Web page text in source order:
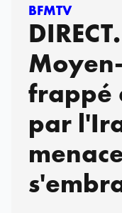
BFMTV
frappé
par